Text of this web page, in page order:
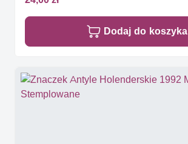
Dodaj do koszyka